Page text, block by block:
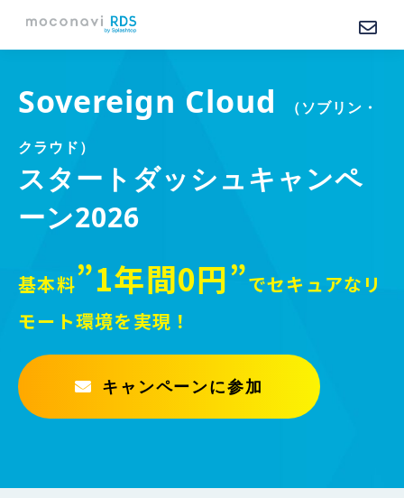
Sovereign Cloud
（ソブリン・
クラウド）
スタートダッシュキャンペ
ーン2026
基本料”1年間0円”でセキュアなリ
モート環境を実現！
キャンペーンに参加